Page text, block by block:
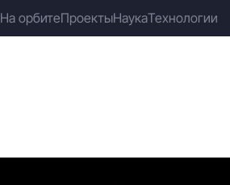
На орбитеПроектыНаукаТехнологии